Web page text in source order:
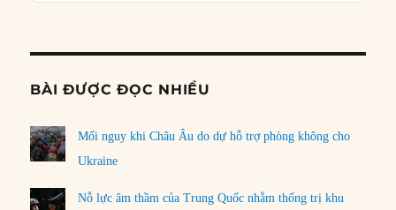
BÀI ĐƯỢC ĐỌC NHIỀU
Mối nguy khi Châu Âu do dự hỗ trợ phòng không cho
Ukraine
Nỗ lực âm thầm của Trung Quốc nhằm thống trị khu